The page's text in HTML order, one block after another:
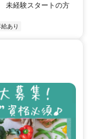
未経験スタートの方
給あり